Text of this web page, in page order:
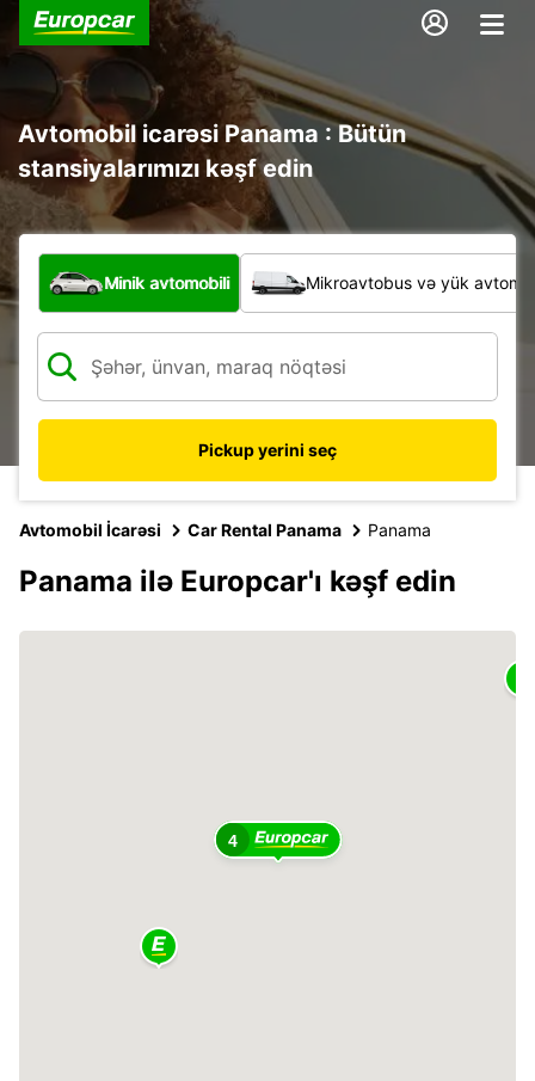
Avtomobil icarəsi Panama : Bütün
stansiyalarımızı kəşf edin
Hansı növ nəqliyyat vasitəsi?
Minik avtomobili Mikroavtobus və yük
Pickup yerini seç
Avtomobil İcarəsi Car Rental Panama Panama
Panama ilə Europcar'ı kəşf edin
4